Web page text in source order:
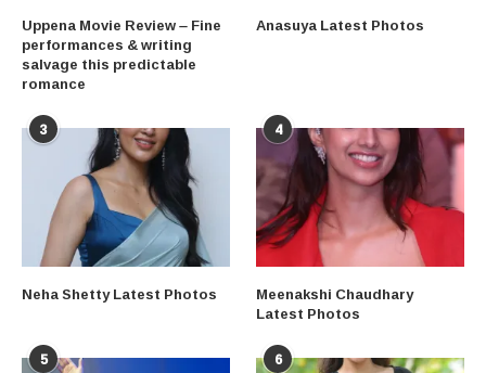
Uppena Movie Review – Fine
performances & writing
salvage this predictable
romance
Anasuya Latest Photos
3
Neha Shetty Latest Photos
4
Meenakshi Chaudhary
Latest Photos
5 6